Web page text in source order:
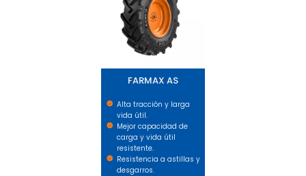
FARMAX AS
Alta tracción y larga
vida útil.
Mejor capacidad de
carga y vida útil
resistente.
Resistencia a astillas y
desgarros.